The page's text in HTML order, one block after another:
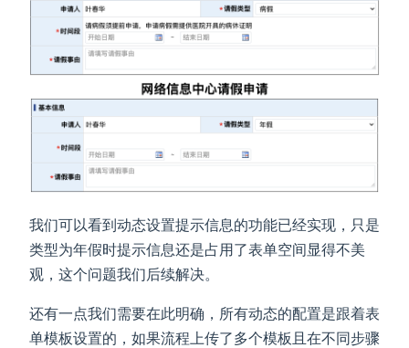
我们可以看到动态设置提示信息的功能已经实现，只是
类型为年假时提示信息还是占用了表单空间显得不美
观，这个问题我们后续解决。
还有一点我们需要在此明确，所有动态的配置是跟着表
单模板设置的，如果流程上传了多个模板且在不同步骤